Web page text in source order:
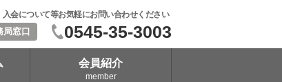
入会について等お気軽にお問い合わせください
局窓口 0545-35-3003
会員紹介
member